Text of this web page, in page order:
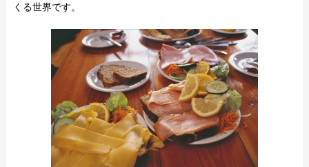
くる世界です。